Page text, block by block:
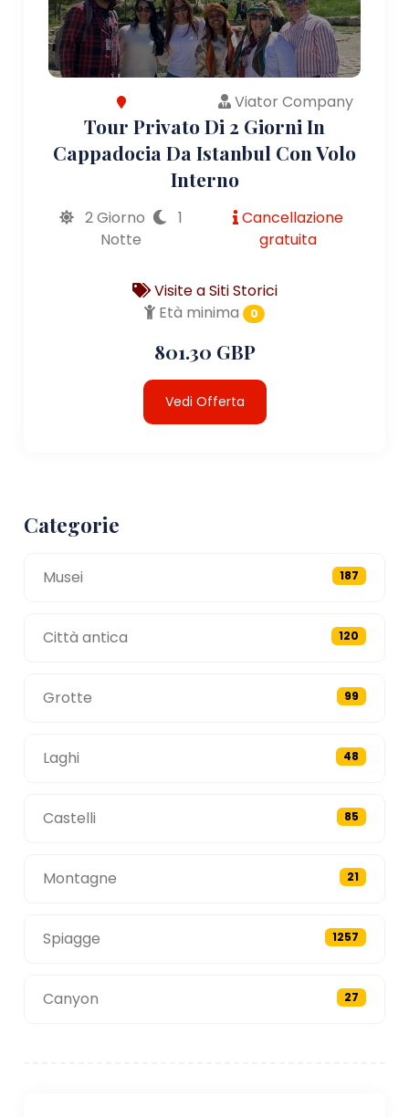
Viator Company
Tour Privato Di 2 Giorni In
Cappadocia Da Istanbul Con Volo
Interno
2 Giorno
1
Notte
Cancellazione
gratuita
Visite a Siti Storici
Età minima
0
801.30 GBP
Vedi Offerta
Categorie
Musei 187
Città antica 120
Grotte 99
Laghi 48
Castelli 85
Montagne 21
Spiagge 1257
Canyon 27